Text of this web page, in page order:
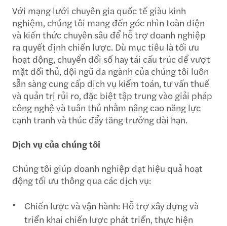
Với mạng lưới chuyên gia quốc tế giàu kinh
nghiệm, chúng tôi mang đến góc nhìn toàn diện
và kiến thức chuyên sâu để hỗ trợ doanh nghiệp
ra quyết định chiến lược. Dù mục tiêu là tối ưu
hoạt động, chuyển đổi số hay tái cấu trúc để vượt
mặt đối thủ, đội ngũ đa ngành của chúng tôi luôn
sẵn sàng cung cấp dịch vụ kiểm toán, tư vấn thuế
và quản trị rủi ro, đặc biệt tập trung vào giải pháp
công nghệ và tuân thủ nhằm nâng cao năng lực
cạnh tranh và thúc đẩy tăng trưởng dài hạn.
Dịch vụ của chúng tôi
Chúng tôi giúp doanh nghiệp đạt hiệu quả hoạt
động tối ưu thông qua các dịch vụ:
Chiến lược và vận hành: Hỗ trợ xây dựng và
triển khai chiến lược phát triển, thực hiện